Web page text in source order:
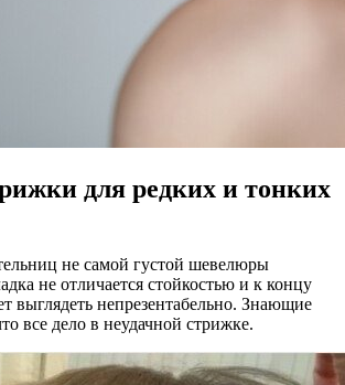
для редких и тонких
не самой густой шевелюры
не отличается стойкостью и к концу
выглядеть непрезентабельно. Знающие
все дело в неудачной стрижке.